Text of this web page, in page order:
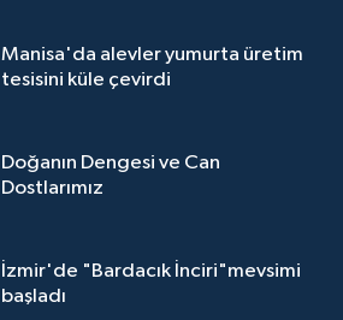
Manisa'da alevler yumurta üretim
tesisini küle çevirdi
Doğanın Dengesi ve Can
Dostlarımız
İzmir'de "Bardacık İnciri"mevsimi
başladı